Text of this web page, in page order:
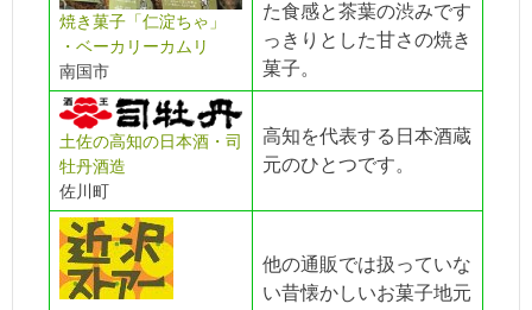
焼き菓子「仁淀ちゃ」
・ベーカリーカムリ
南国市
た食感と茶葉の渋みです
っきりとした甘さの焼き
菓子。
土佐の高知の日本酒・司
牡丹酒造
佐川町
高知を代表する日本酒蔵
元のひとつです。
他の通販では扱っていな
い昔懐かしいお菓子地元